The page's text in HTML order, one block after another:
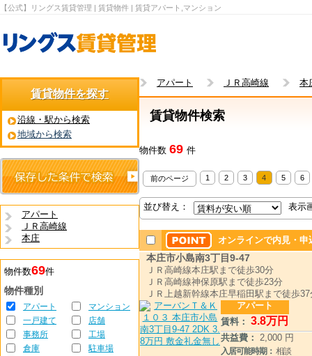
【公式】リングス賃貸管理 | 賃貸物件 | 賃貸アパート,マンション
賃貸物件を探す
沿線・駅から検索
地域から検索
アパート
ＪＲ高崎線
本庄
物件数69件
物件種別
アパート
マンション
一戸建て
店舗
事務所
工場
倉庫
駐車場
アパート ＪＲ高崎線 本
賃貸物件検索
物件数 69 件
前のページ 1 2 3 4 5 6
並び替え： 表示
オンラインで内見・
本庄市小島南3丁目9-47
ＪＲ高崎線本庄駅まで徒歩30分
ＪＲ高崎線神保原駅まで徒歩23分
ＪＲ上越新幹線本庄早稲田駅まで徒歩37
アパート
賃料： 3.8万円
共益費： 2,000 円
入居可能時期： 相談